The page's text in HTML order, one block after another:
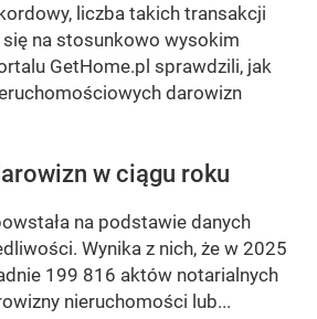
liczba takich transakcji
na stosunkowo wysokim
GetHome.pl sprawdzili, jak
darowizn
w ciągu roku
na podstawie danych
Wynika z nich, że w 2025
199 816 aktów notarialnych
nieruchomości lub...